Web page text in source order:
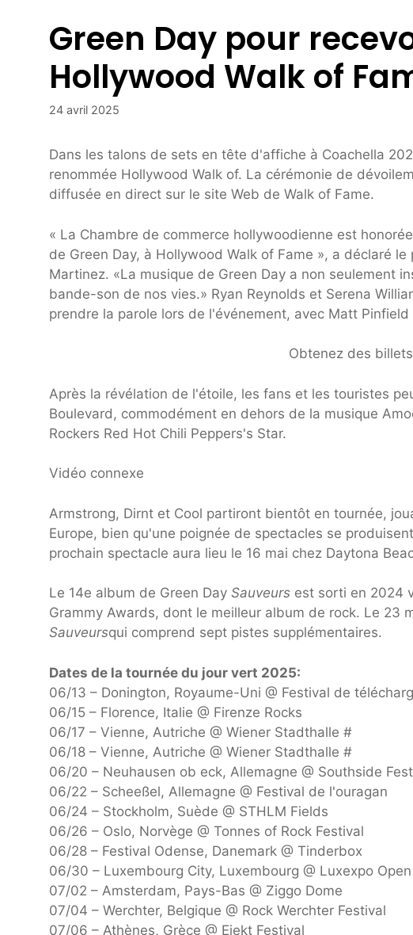
Green Day pour
Hollywood Walk of
24 avril 2025
Dans les talons de sets en tête d'affiche à Coachella
renommée Hollywood Walk of. La cérémonie de
diffusée en direct sur le site Web de Walk of Fame.
« La Chambre de commerce hollywoodienne est
de Green Day, à Hollywood Walk of Fame », a déclaré
Martinez. «La musique de Green Day a non seulement
bande-son de nos vies.» Ryan Reynolds et Serena
prendre la parole lors de l'événement, avec Matt
Obtenez des
Après la révélation de l'étoile, les fans et les touristes
Boulevard, commodément en dehors de la musique
Rockers Red Hot Chili Peppers's Star.
Vidéo connexe
Armstrong, Dirnt et Cool partiront bientôt en tournée,
Europe, bien qu'une poignée de spectacles se
prochain spectacle aura lieu le 16 mai chez Daytona
Le 14e album de Green Day Sauveurs est sorti en 2024
Grammy Awards, dont le meilleur album de rock. Le 23
Sauveursqui comprend sept pistes supplémentaires.
Dates de la tournée du jour vert 2025:
06/13 – Donington, Royaume-Uni @ Festival de
06/15 – Florence, Italie @ Firenze Rocks
06/17 – Vienne, Autriche @ Wiener Stadthalle #
06/18 – Vienne, Autriche @ Wiener Stadthalle #
06/20 – Neuhausen ob eck, Allemagne @ Southside
06/22 – Scheeßel, Allemagne @ Festival de l'ouragan
06/24 – Stockholm, Suède @ STHLM Fields
06/26 – Oslo, Norvège @ Tonnes of Rock Festival
06/28 – Festival Odense, Danemark @ Tinderbox
06/30 – Luxembourg City, Luxembourg @ Luxexpo
07/02 – Amsterdam, Pays-Bas @ Ziggo Dome
07/04 – Werchter, Belgique @ Rock Werchter Festival
07/06 – Athènes, Grèce @ Ejekt Festival